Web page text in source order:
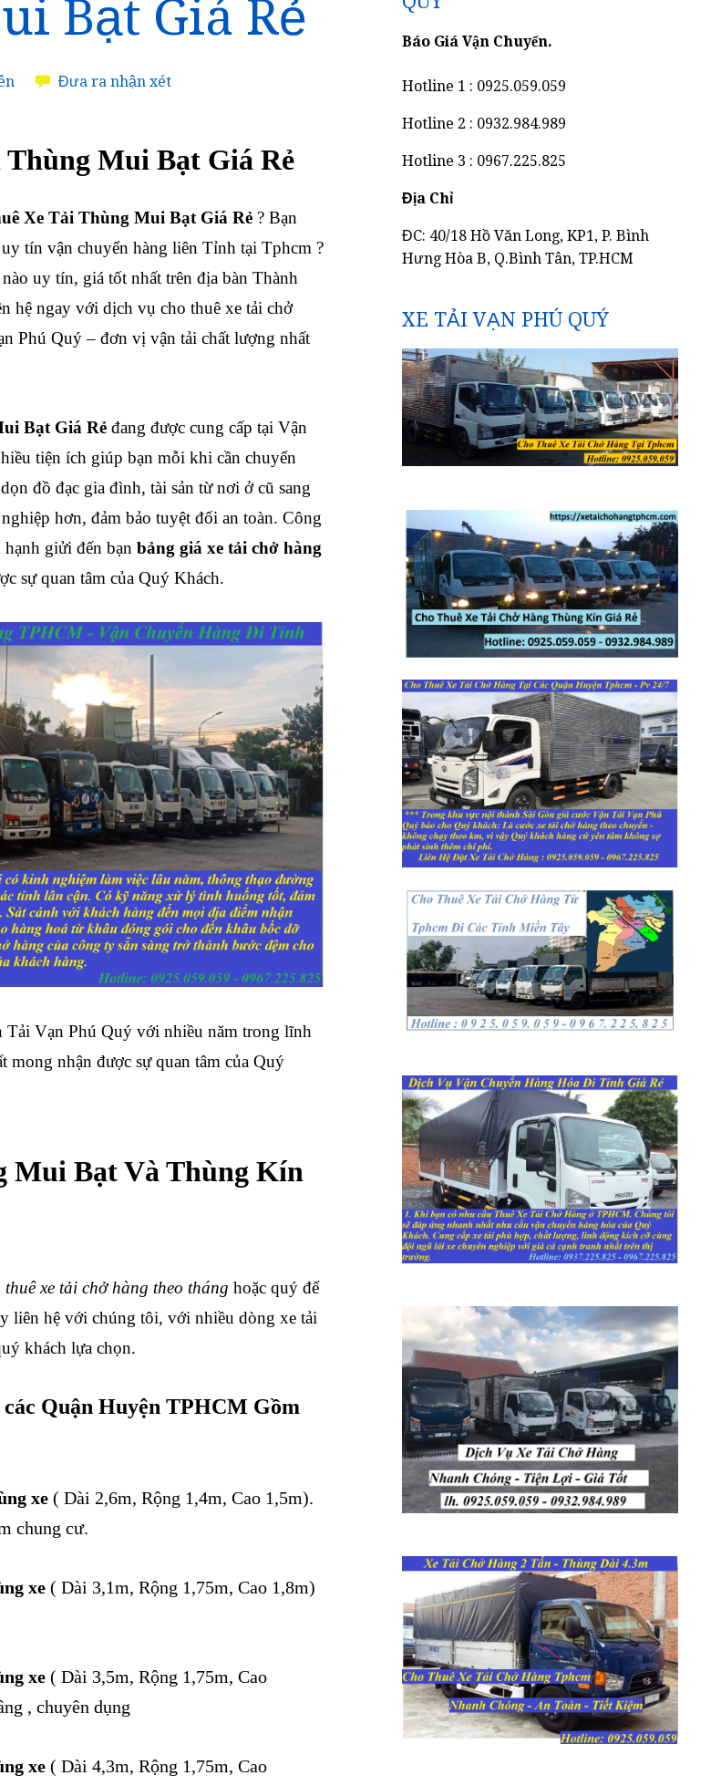
Bạt Giá Rẻ
Đưa ra nhận xét
Thùng Mui Bạt Giá Rẻ
Xe Tải Thùng Mui Bạt Giá Rẻ ? Bạn
tín vận chuyển hàng liên Tỉnh tại Tphcm ?
uy tín, giá tốt nhất trên địa bàn Thành
hệ ngay với dịch vụ cho thuê xe tải chở
Phú Quý – đơn vị vận tải chất lượng nhất
Bạt Giá Rẻ đang được cung cấp tại Vận
tiện ích giúp bạn mỗi khi cần chuyển
đồ đạc gia đình, tài sản từ nơi ở cũ sang
hơn, đảm bảo tuyệt đối an toàn. Công
giửi đến bạn bảng giá xe tải chở hàng
sự quan tâm của Quý Khách.
Vạn Phú Quý với nhiều năm trong lĩnh
mong nhận được sự quan tâm của Quý
Mui Bạt Và Thùng Kín
thuê xe tải chở hàng theo tháng hoặc quý để
liên hệ với chúng tôi, với nhiều dòng xe tải
khách lựa chọn.
Quận Huyện TPHCM Gồm
xe ( Dài 2,6m, Rộng 1,4m, Cao 1,5m).
chung cư.
xe ( Dài 3,1m, Rộng 1,75m, Cao 1,8m)
xe ( Dài 3,5m, Rộng 1,75m, Cao
, chuyên dụng
xe ( Dài 4,3m, Rộng 1,75m, Cao
Báo Giá Vận Chuyển.
Hotline 1 : 0925.059.059
Hotline 2 : 0932.984.989
Hotline 3 : 0967.225.825
Địa Chỉ
ĐC: 40/18 Hồ Văn Long, KP1, P. Bình
Hưng Hòa B, Q.Bình Tân, TP.HCM
XE TẢI VẠN PHÚ QUÝ